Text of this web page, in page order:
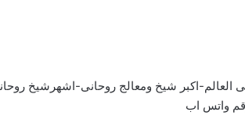
العالم-اكبر شيخ ومعالج روحانى-اشهرشيخ
واتس اب